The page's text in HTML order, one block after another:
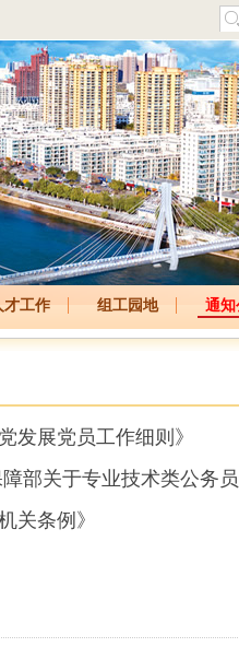
才工作 组工园地 通知
发展党员工作细则》
部关于专业技术类公务
关条例》